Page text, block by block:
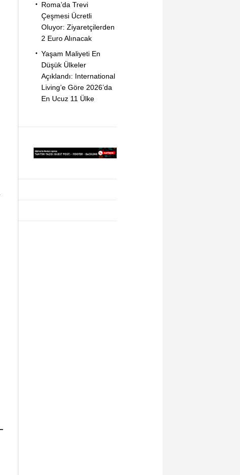
Roma’da Trevi
Çeşmesi Ücretli
Oluyor: Ziyaretçilerden
2 Euro Alınacak
Yaşam Maliyeti En
Düşük Ülkeler
Açıklandı: International
Living’e Göre 2026’da
En Ucuz 11 Ülke